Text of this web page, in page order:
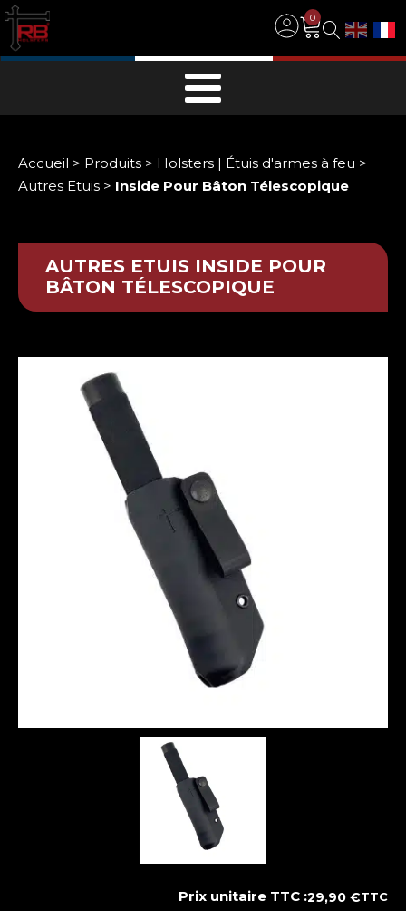
0
Accueil > Produits > Holsters | Étuis d'armes à feu >
Autres Etuis > Inside Pour Bâton Télescopique
AUTRES ETUIS INSIDE POUR
BÂTON TÉLESCOPIQUE
Prix unitaire TTC :29,90 €TTC